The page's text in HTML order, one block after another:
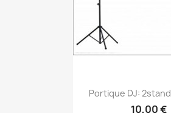

Portique DJ:
10,00 €